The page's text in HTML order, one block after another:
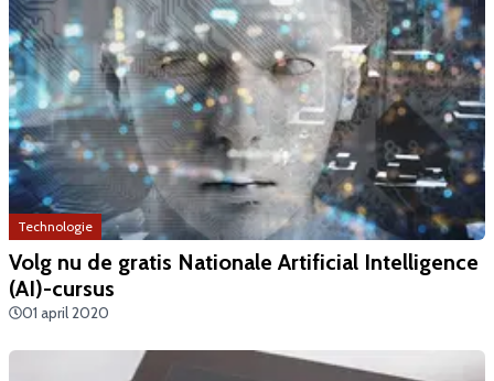
Technologie
Volg nu de gratis Nationale Artificial Intelligence
(AI)-cursus
01 april 2020